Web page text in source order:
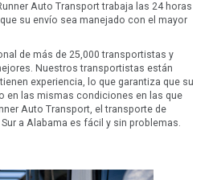
Auto Transport trabaja las 24 horas
su envío sea manejado con el mayor
de más de 25,000 transportistas y
Nuestros transportistas están
experiencia, lo que garantiza que su
en las mismas condiciones en las que
Auto Transport, el transporte de
a Alabama es fácil y sin problemas.